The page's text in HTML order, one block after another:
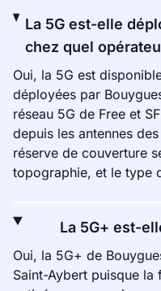
La 5G est-elle
chez quel
Oui, la 5G est
déployées par
réseau 5G de Free et
depuis les antennes
réserve de couverture
topographie, et le type
La 5G+ est-
Oui, la 5G+ de
Saint-Aybert puisque